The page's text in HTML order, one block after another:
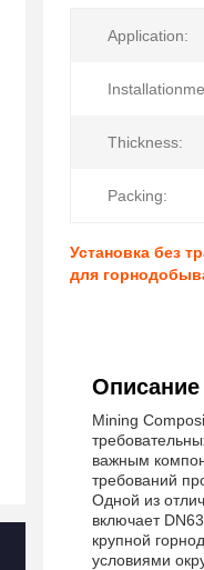
Application:
Thickness:
Packing:
Установка без
для
Описание
Mining
важным
требований
Одной из
включает
крупной
условиями